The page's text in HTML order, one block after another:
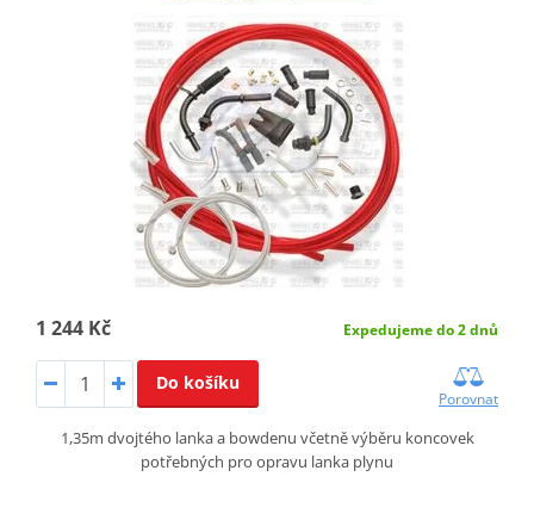
1 244 Kč Expedujeme do 2 dnů
Do košíku
Porovnat
1,35m dvojtého lanka a bowdenu včetně výběru koncovek
potřebných pro opravu lanka plynu